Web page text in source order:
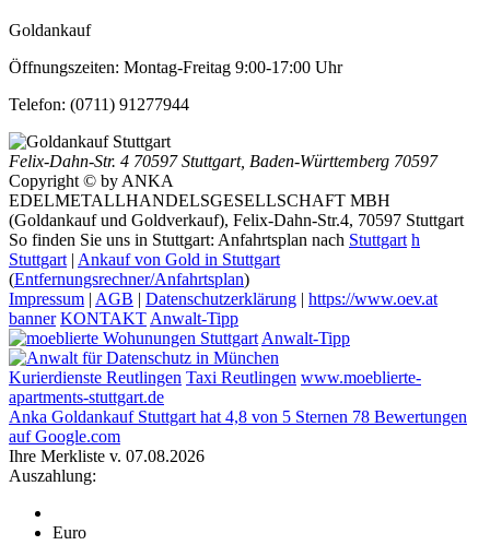
Goldankauf
Öffnungszeiten: Montag-Freitag 9:00-17:00 Uhr
Telefon: (0711) 91277944
Felix-Dahn-Str. 4 70597 Stuttgart, Baden-Württemberg 70597
Copyright © by ANKA
EDELMETALLHANDELSGESELLSCHAFT MBH
(Goldankauf und Goldverkauf), Felix-Dahn-Str.4, 70597 Stuttgart
So finden Sie uns in Stuttgart: Anfahrtsplan nach Stuttgart h
Stuttgart | Ankauf von Gold in Stuttgart
(Entfernungsrechner/Anfahrtsplan)
Impressum | AGB | Datenschutzerklärung | https://www.oev.at
banner KONTAKT Anwalt-Tipp
Anwalt-Tipp
Kurierdienste Reutlingen Taxi Reutlingen www.moeblierte-
apartments-stuttgart.de
Anka Goldankauf Stuttgart hat 4,8 von 5 Sternen 78 Bewertungen
auf Google.com
Ihre Merkliste v. 07.08.2026
Auszahlung:
Euro